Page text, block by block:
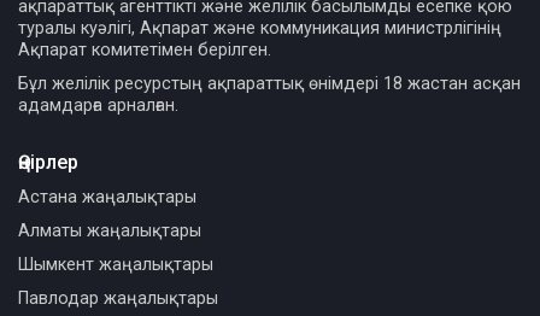
ақпараттық агенттікті және желілік басылымды есепке қою
туралы куәлігі, Ақпарат және коммуникация министрлігінің
Ақпарат комитетімен берілген.
Бұл желілік ресурстың ақпараттық өнімдері 18 жастан асқан
адамдарға арналған.
Өңірлер
Астана жаңалықтары
Алматы жаңалықтары
Шымкент жаңалықтары
Павлодар жаңалықтары